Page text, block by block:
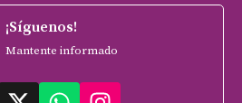
¡Síguenos!
Mantente informado